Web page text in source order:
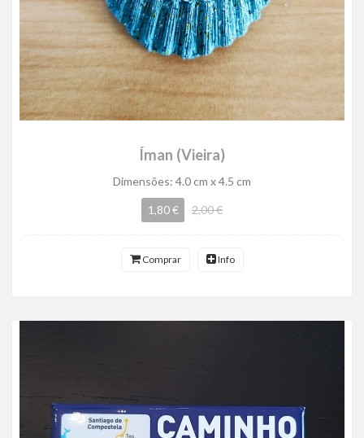
Íman (Vieira)
Dimensões: 4.0 cm x 4.5 cm
1,80 € 2,00 €
Comprar Info